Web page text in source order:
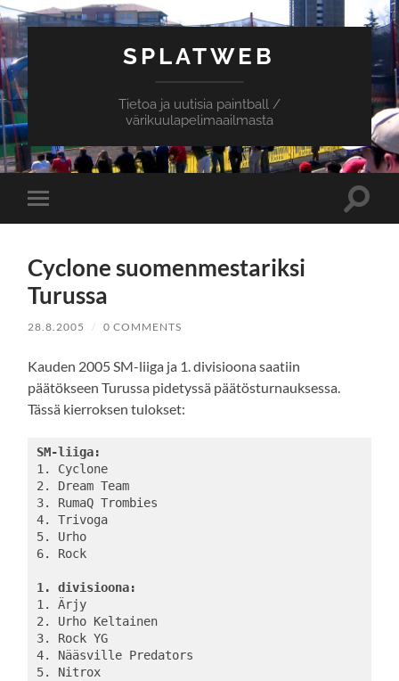
SPLATWEB
Tietoa ja uutisia paintball /
värikuulapelimaailmasta
Toggle
mobile
Toggle
Cyclone suomenmestariksi
Turussa
28.8.2005 / 0 COMMENTS
Kauden 2005 SM-liiga ja 1. divisioona saatiin
päätökseen Turussa pidetyssä päätösturnauksessa.
Tässä kierroksen tulokset:
SM-liiga:
1. Cyclone
2. Dream Team
3. RumaQ Trombies
4. Trivoga
5. Urho
6. Rock
1. divisioona:
1. Ärjy
2. Urho Keltainen
3. Rock YG
4. Nääsville Predators
5. Nitrox